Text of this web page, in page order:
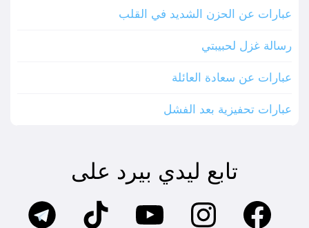
عبارات عن الحزن الشديد في القلب
رسالة غزل لحبيبتي
عبارات عن سعادة العائلة
عبارات تحفيزية بعد الفشل
تابع ليدي بيرد على